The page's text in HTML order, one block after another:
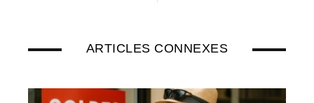
ARTICLES CONNEXES